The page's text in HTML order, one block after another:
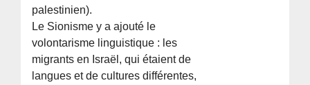
palestinien).
Le Sionisme y a ajouté le
volontarisme linguistique : les
migrants en Israël, qui étaient de
langues et de cultures différentes,